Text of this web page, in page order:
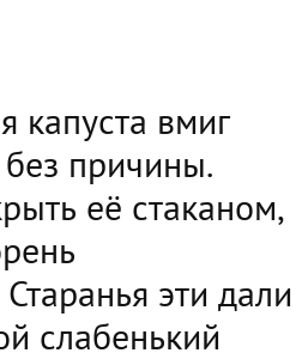
капуста вмиг
без причины.
её стаканом,
эти дали
слабенький